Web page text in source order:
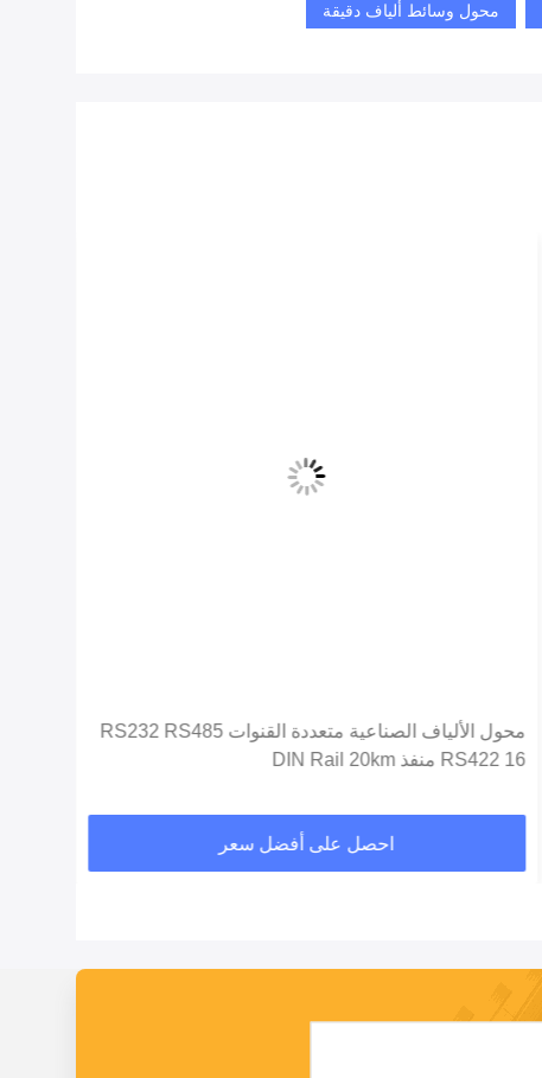
محول وسائط ألياف دقيقة
محول الألياف الصناعية متعددة القنوات RS232 RS485
RS422 16 منفذ DIN Rail 20km
احصل على أفضل سعر